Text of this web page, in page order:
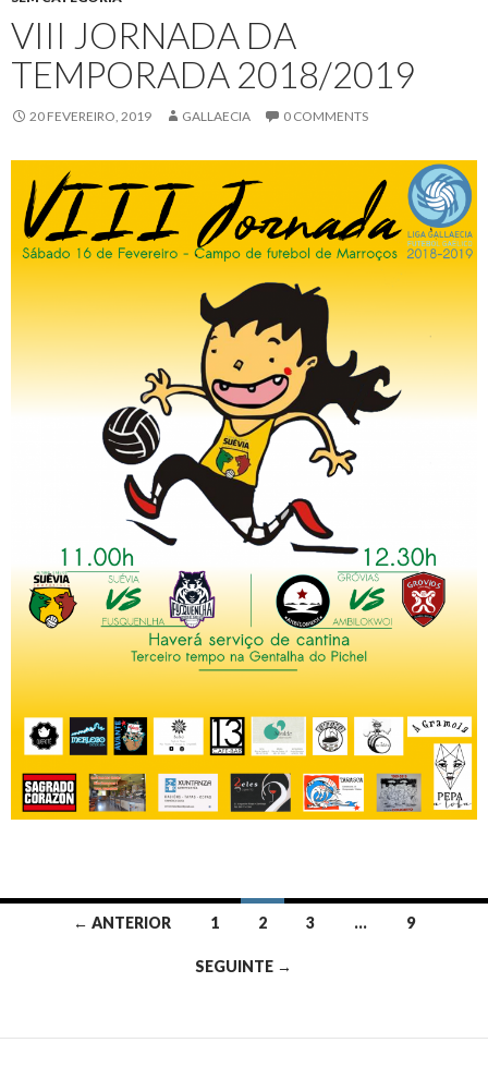
VIII JORNADA DA
TEMPORADA 2018/2019
20 FEVEREIRO, 2019 GALLAECIA 0 COMMENTS
Navegação
← ANTERIOR 1 2 3 … 9
SEGUINTE →